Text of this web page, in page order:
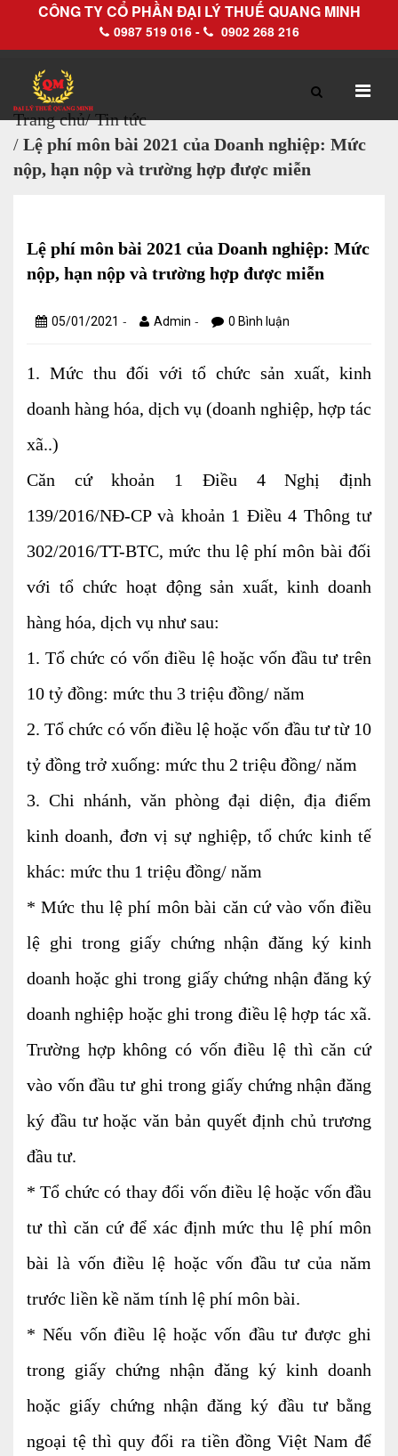
CÔNG TY CỔ PHẦN ĐẠI LÝ THUẾ QUANG MINH
0987 519 016 - 0902 268 216
TRANG CHỦ GIỚI THIỆU
Làm thủ tục về thuế trọn gói
Kiểm soát rủi ro về thuế
Quyết toán thuế
Lập hồ sơ ban đầu
Dịch vụ Đại lý thuế khác
Dịch vụ Kế toán
Đào tạo nghề kế toán
Cho người mới bắt đầu
Khóa học thuế
Khóa học kế toán
Dịch vụ thẩm định giá
Thi công, lắp đặt nhôm kính
Trang chủ/ Tin tức
/ Lệ phí môn bài 2021 của Doanh nghiệp: Mức
nộp, hạn nộp và trường hợp được miễn
Lệ phí môn bài 2021 của Doanh nghiệp: Mức
nộp, hạn nộp và trường hợp được miễn
05/01/2021 - Admin - 0 Bình luận
1. Mức thu đối với tổ chức sản xuất, kinh
doanh hàng hóa, dịch vụ (doanh nghiệp, hợp tác
xã..)
Căn cứ khoản 1 Điều 4 Nghị định
139/2016/NĐ-CP và khoản 1 Điều 4 Thông tư
302/2016/TT-BTC, mức thu lệ phí môn bài đối
với tổ chức hoạt động sản xuất, kinh doanh
hàng hóa, dịch vụ như sau:
1. Tổ chức có vốn điều lệ hoặc vốn đầu tư trên
10 tỷ đồng: mức thu 3 triệu đồng/ năm
2. Tổ chức có vốn điều lệ hoặc vốn đầu tư từ 10
tỷ đồng trở xuống: mức thu 2 triệu đồng/ năm
3. Chi nhánh, văn phòng đại diện, địa điểm
kinh doanh, đơn vị sự nghiệp, tổ chức kinh tế
khác: mức thu 1 triệu đồng/ năm
* Mức thu lệ phí môn bài căn cứ vào vốn điều
lệ ghi trong giấy chứng nhận đăng ký kinh
doanh hoặc ghi trong giấy chứng nhận đăng ký
doanh nghiệp hoặc ghi trong điều lệ hợp tác xã.
Trường hợp không có vốn điều lệ thì căn cứ
vào vốn đầu tư ghi trong giấy chứng nhận đăng
ký đầu tư hoặc văn bản quyết định chủ trương
đầu tư.
* Tổ chức có thay đổi vốn điều lệ hoặc vốn đầu
tư thì căn cứ để xác định mức thu lệ phí môn
bài là vốn điều lệ hoặc vốn đầu tư của năm
trước liền kề năm tính lệ phí môn bài.
* Nếu vốn điều lệ hoặc vốn đầu tư được ghi
trong giấy chứng nhận đăng ký kinh doanh
hoặc giấy chứng nhận đăng ký đầu tư bằng
ngoại tệ thì quy đổi ra tiền đồng Việt Nam để